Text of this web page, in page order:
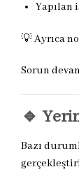
Yapılan
💡 Ayrıca
Sorun
🔹
Bazı